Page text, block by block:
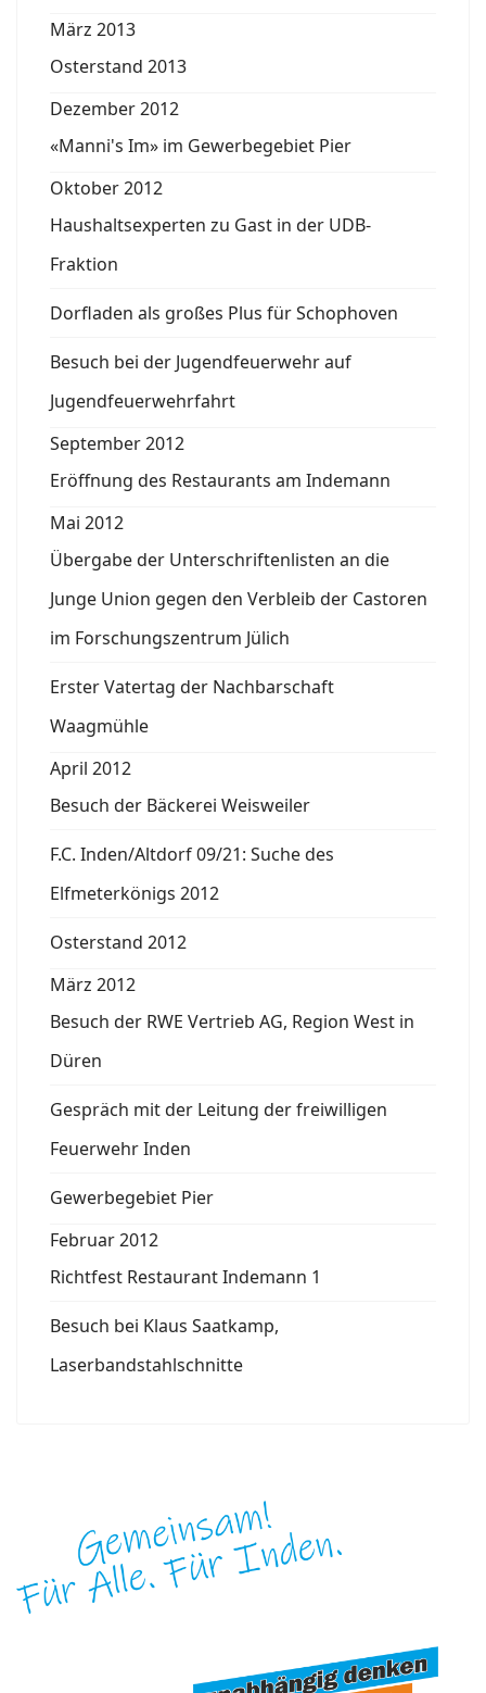
März 2013
Osterstand 2013
Dezember 2012
«Manni's Im» im Gewerbegebiet Pier
Oktober 2012
Haushaltsexperten zu Gast in der UDB-
Fraktion
Dorfladen als großes Plus für Schophoven
Besuch bei der Jugendfeuerwehr auf
Jugendfeuerwehrfahrt
September 2012
Eröffnung des Restaurants am Indemann
Mai 2012
Übergabe der Unterschriftenlisten an die
Junge Union gegen den Verbleib der Castoren
im Forschungszentrum Jülich
Erster Vatertag der Nachbarschaft
Waagmühle
April 2012
Besuch der Bäckerei Weisweiler
F.C. Inden/Altdorf 09/21: Suche des
Elfmeterkönigs 2012
Osterstand 2012
März 2012
Besuch der RWE Vertrieb AG, Region West in
Düren
Gespräch mit der Leitung der freiwilligen
Feuerwehr Inden
Gewerbegebiet Pier
Februar 2012
Richtfest Restaurant Indemann 1
Besuch bei Klaus Saatkamp,
Laserbandstahlschnitte